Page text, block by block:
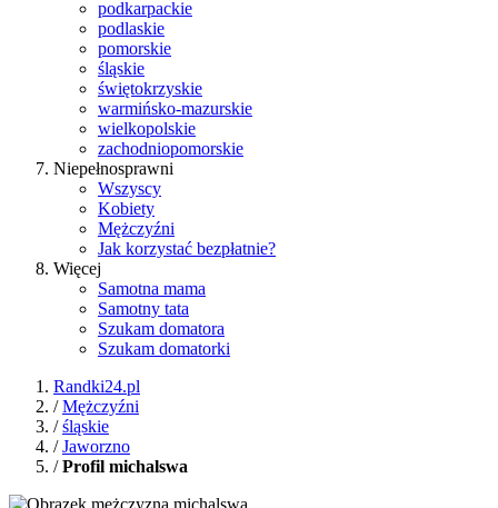
podkarpackie
podlaskie
pomorskie
śląskie
świętokrzyskie
warmińsko-mazurskie
wielkopolskie
zachodniopomorskie
Niepełnosprawni
Wszyscy
Kobiety
Mężczyźni
Jak korzystać bezpłatnie?
Więcej
Samotna mama
Samotny tata
Szukam domatora
Szukam domatorki
Randki24.pl
/Mężczyźni
/śląskie
/Jaworzno
/Profil michalswa